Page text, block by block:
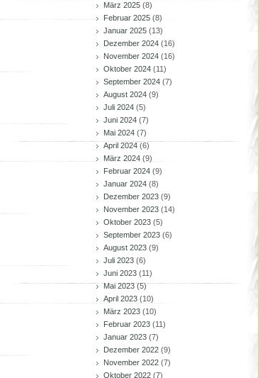
März 2025 (8)
Februar 2025 (8)
Januar 2025 (13)
Dezember 2024 (16)
November 2024 (16)
Oktober 2024 (11)
September 2024 (7)
August 2024 (9)
Juli 2024 (5)
Juni 2024 (7)
Mai 2024 (7)
April 2024 (6)
März 2024 (9)
Februar 2024 (9)
Januar 2024 (8)
Dezember 2023 (9)
November 2023 (14)
Oktober 2023 (5)
September 2023 (6)
August 2023 (9)
Juli 2023 (6)
Juni 2023 (11)
Mai 2023(5)
April 2023 (10)
März 2023 (10)
Februar 2023 (11)
Januar 2023 (7)
Dezember 2022 (9)
November 2022 (7)
Oktober 2022 (7)